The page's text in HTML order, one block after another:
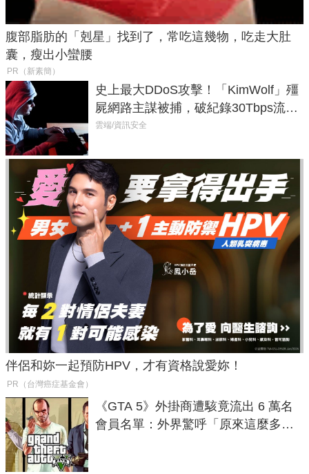
腹部脂肪的「剋星」找到了，常吃這幾物，吃走大肚
囊，瘦出小蠻腰
PR（新素簡）
史上最大DDoS攻擊！「KimWolf」殭
屍網路主謀被捕，破紀錄30Tbps流量
癱瘓全球！
雲端/資訊安全
伴侶和妳一起預防HPV，才有資格說愛妳！
PR（台灣癌症基金會）
《GTA 5》外掛商遭駭竟流出 6 萬名
會員名單：外界驚呼「原來這麼多人